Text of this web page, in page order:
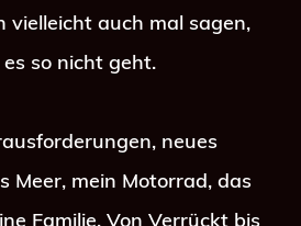
vielleicht auch mal sagen,
so nicht geht.
neues
Meer, mein Motorrad, das
Familie. Von Verrückt bis